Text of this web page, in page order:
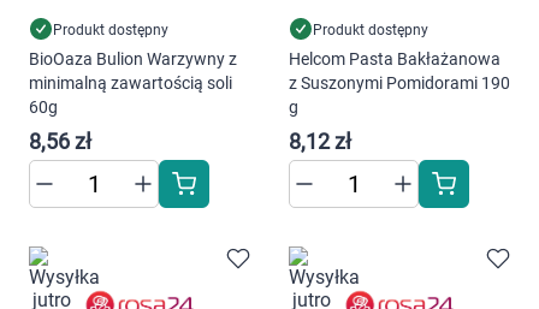
warunki przechowywania lub dostępu do
cookies poprzez kliknięcie przycisku
"Ustawienia" lub możesz zaakceptować
ustawienia wszystkich cookies klikając
AKCEPTUJĘ WSZYSTKIE
Ustawienia
Produkt dostępny
BioOaza Bulion Warzywny z
minimalną zawartością soli
60g
8,56 zł
Produkt dostępny
Helcom Pasta Bakłażanowa
z Suszonymi Pomidorami 190
g
8,12 zł